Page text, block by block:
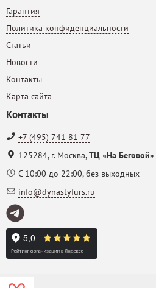
Гарантия
Политика конфиденциальности
Статьи
Новости
Контакты
Карта сайта
Контакты
+7 (495) 741 81 77
125284, г. Москва,ТЦ «На Беговой»
С 10:00 до 22:00, без выходных
info@dynastyfurs.ru